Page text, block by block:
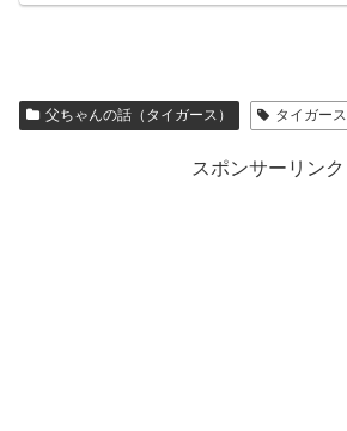
父ちゃんの話（タイガース） タイガース
スポンサーリンク